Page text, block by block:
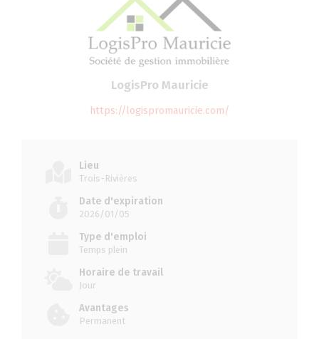
LogisPro Mauricie
https://logispromauricie.com/
Lieu
Trois-Rivières
Date d'expiration
2026/01/05
Type d'emploi
Temps plein
Horaire de travail
Jour
Avantages
Permanent